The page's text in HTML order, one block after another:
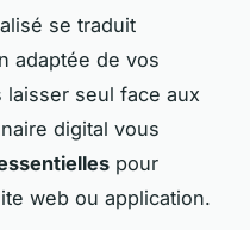
se traduit
adaptée de vos
seul face aux
digital vous
pour
web ou application.